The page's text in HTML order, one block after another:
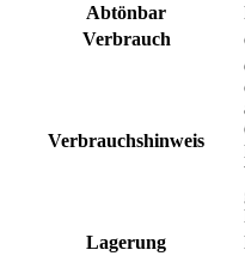
Abtönbar
Verbrauch
Verbrauchshinweis
Lagerung